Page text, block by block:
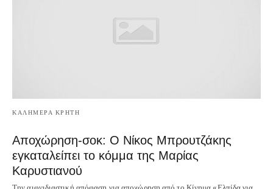
ΚΑΛΗΜΕΡΑ ΚΡΗΤΗ
Αποχώρηση-σοκ: Ο Νίκος Μπρουτζάκης
εγκαταλείπει το κόμμα της Μαρίας
Καρυστιανού